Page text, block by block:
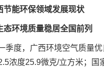
节能环保领域发展现状
环境质量稳居全国前列
度，广西环境空气质量优
浓度25.9微克/立方米；国